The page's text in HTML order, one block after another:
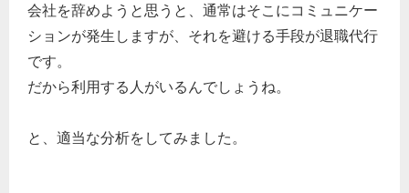
会社を辞めようと思うと、通常はそこにコミュニケー
ションが発生しますが、それを避ける手段が退職代行
です。
だから利用する人がいるんでしょうね。
と、適当な分析をしてみました。